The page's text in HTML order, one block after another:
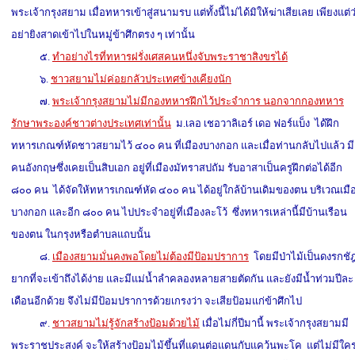
พระเจ้ากรุงสยาม เมื่อทหารเข้าสู่สนามรบ แต่ทั้งนี้ไม่ได้มิให้ฆ่าเสียเลย เพียงแต่
อย่ายิงสาดเข้าไปในหมู่ข้าศึกตรง ๆ เท่านั้น
๕. ทำอย่างไรที่ทหารฝรั่งเศสคนหนึ่งจับพระราชาสิงขรได้
๖. ชาวสยามไม่ค่อยกลัวประเทศข้างเคียงนัก
๗. พระเจ้ากรุงสยามไม่มีกองทหารฝึกไว้ประจำการ นอกจากกองทหาร
รักษาพระองค์ชาวต่างประเทศเท่านั้นม.เลอ เชอวาลิเอร์ เดอ ฟอร์แบ็ง ได้ฝึก
ทหารเกณฑ์หัดชาวสยามไว้ ๔๐๐ คน ที่เมืองบางกอก และเมื่อท่านกลับไปแล้ว มี
คนอังกฤษซึ่งเคยเป็นสิบเอก อยู่ที่เมืองมัทราสปถัม รับอาสาเป็นครูฝึกต่อได้อีก
๘๐๐ คน ได้จัดให้ทหารเกณฑ์หัด ๔๐๐ คน ได้อยู่ใกล้บ้านเดิมของตน บริเวณเมื
บางกอก และอีก ๘๐๐ คน ไปประจำอยู่ที่เมืองละโว้ ซึ่งทหารเหล่านี้มีบ้านเรือน
ของตน ในกรุงหรือตำบลแถบนั้น
๘. เมืองสยามมั่นคงพอโดยไม่ต้องมีป้อมปราการ โดยมีป่าไม้เป็นดงรกชั
ยากที่จะเข้าถึงได้ง่าย และมีแม่น้ำลำคลองหลายสายตัดกัน และยังมีน้ำท่วมปีละ
เดือนอีกด้วย จึงไม่มีป้อมปราการด้วยเกรงว่า จะเสียป้อมแก่ข้าศึกไป
๙. ชาวสยามไม่รู้จักสร้างป้อมด้วยไม้ เมื่อไม่กี่ปีมานี้ พระเจ้ากรุงสยามมี
พระราชประสงค์ จะให้สร้างป้อมไม้ขึ้นที่แดนต่อแดนกับแคว้นพะโค แต่ไม่มีใค